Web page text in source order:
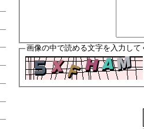
画像の中で読める文字を入力して